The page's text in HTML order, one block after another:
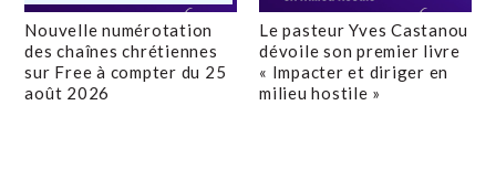
Nouvelle numérotation
des chaînes chrétiennes
sur Free à compter du 25
août 2026
Le pasteur Yves Castanou
dévoile son premier livre
« Impacter et diriger en
milieu hostile »